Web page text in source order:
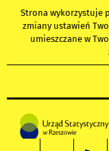
Strona wykorzystuje
zmiany ustawień
umieszczane w